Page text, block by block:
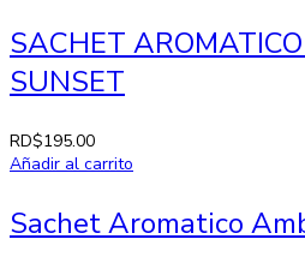
SACHET
SUNSET
RD$195.00
Añadir al carrito
Sachet Aromatico